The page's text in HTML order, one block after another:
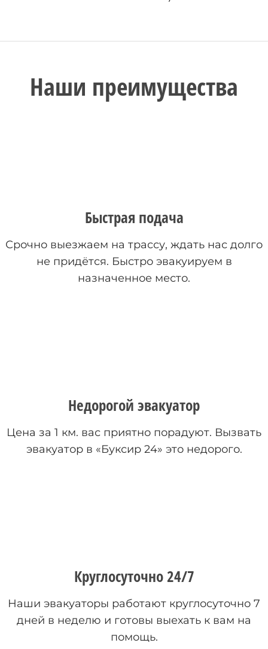
Наши преимущества
Быстрая подача
Срочно выезжаем на трассу, ждать нас долго
не придётся. Быстро эвакуируем в
назначенное место.
Недорогой эвакуатор
Цена за 1 км. вас приятно порадуют. Вызвать
эвакуатор в «Буксир 24» это недорого.
Круглосуточно 24/7
Наши эвакуаторы работают круглосуточно 7
дней в неделю и готовы выехать к вам на
помощь.